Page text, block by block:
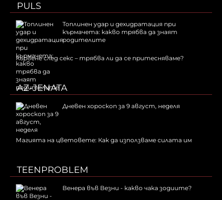
PULS
Топлинен удар и дехидратация при
кърмачета: какво трябва да знаят
родителите
Кървене след секс – трябва ли да се притесняваме?
AZ-JENATA
Дневен хороскоп за 9 август, неделя
Магията на цветовете: Как да използваме силата им
TEENPROBLEM
Венера във Везни - какво чака зодиите?